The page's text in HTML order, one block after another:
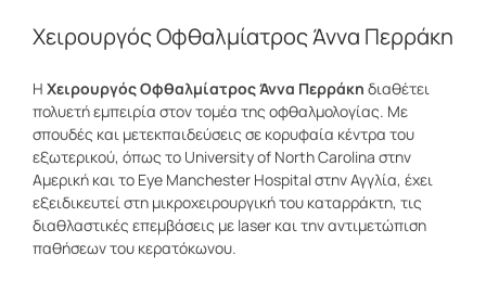
Χειρουργός Οφθαλμίατρος Άννα Περράκη
Η Χειρουργός Οφθαλμίατρος Άννα Περράκη διαθέτει
πολυετή εμπειρία στον τομέα της οφθαλμολογίας. Με
σπουδές και μετεκπαιδεύσεις σε κορυφαία κέντρα του
εξωτερικού, όπως το University of North Carolina στην
Αμερική και το Eye Manchester Hospital στην Αγγλία, έχει
εξειδικευτεί στη μικροχειρουργική του καταρράκτη, τις
διαθλαστικές επεμβάσεις με laser και την αντιμετώπιση
παθήσεων του κερατόκωνου.